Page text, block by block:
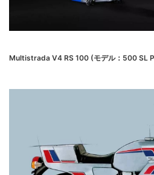
Multistrada V4 RS 100 (モデル：500 SL